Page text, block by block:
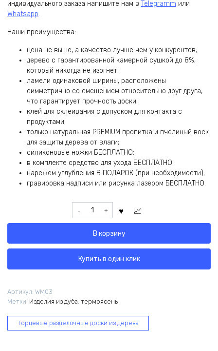
индивидуального заказа напишите нам в Telegramm или
Whatsapp.
Наши преимущества:
цена не выше, а качество лучше чем у конкурентов;
дерево с гарантированной камерной сушкой до 8%,
который никогда не изогнет;
ламели одинаковой ширины, расположены
симметрично со смещением относительно друг друга,
что гарантирует прочность доски;
клей для склеивания с допуском для контакта с
продуктами;
только натуральная PREMIUM пропитка и пчелиный воск
для защиты дерева от влаги;
силиконовые ножки БЕСПЛАТНО;
в комплекте средство для ухода БЕСПЛАТНО;
нарежем углубления В ПОДАРОК (при необходимости);
гравировка надписи или рисунка лазером БЕСПЛАТНО.
Количество
товара
разделочная
доска
из
дуба
Кирпичики
В корзину
Купить в один клик
Артикул: WM03
Метки: Изделия из дуба термоясень
Торцевые разделочные доски из дерева